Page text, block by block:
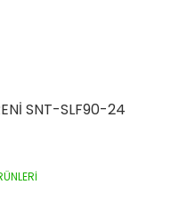
SNT-SLF90-24